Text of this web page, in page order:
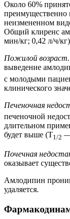
Около 60%
преимущественно
неизмененном
Общий клиренс
мин/кг; 0,42 л/ч/
Пожилой возраст.
выведение
с молодыми
клинического
Печеночная
печеночной
длительном
будет выше (T1/2 —
Почечная
оказывает
Амлодипин
удаляется.